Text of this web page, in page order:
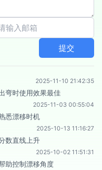
提交
2025-11-10 21:42:35
弯时使用效果最佳
2025-11-03 00:55:04
悉漂移时机
2025-10-13 11:16:27
数直线上升
2025-10-02 11:51:31
助控制漂移角度